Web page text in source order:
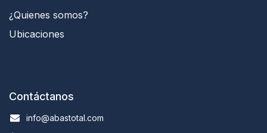
¿Quienes somos?
Ubicaciones
Contáctanos
info@abastotal.com